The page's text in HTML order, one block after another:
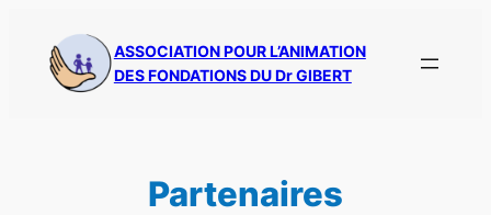
contenu
ASSOCIATION POUR L’ANIMATION
DES FONDATIONS DU Dr GIBERT
Partenaires